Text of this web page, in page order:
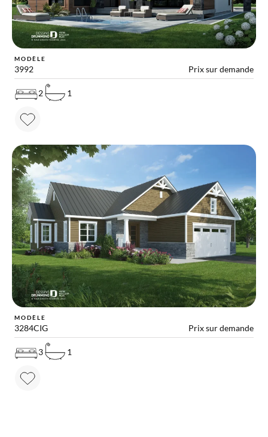
MODÈLE
3992 Prix sur demande
2 1
MODÈLE
3284CIG Prix sur demande
3 1